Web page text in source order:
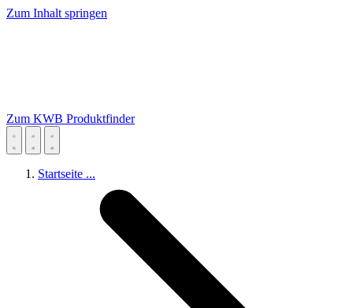
Zum Inhalt springen
Zum KWB Produktfinder
Startseite ...